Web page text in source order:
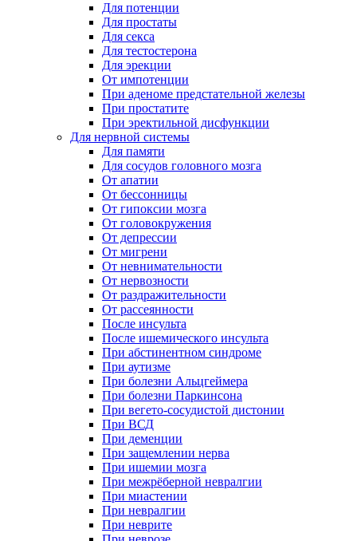
Для потенции
Для простаты
Для секса
Для тестостерона
Для эрекции
От импотенции
При аденоме предстательной железы
При простатите
При эректильной дисфункции
Для нервной системы
Для памяти
Для сосудов головного мозга
От апатии
От бессонницы
От гипоксии мозга
От головокружения
От депрессии
От мигрени
От невнимательности
От нервозности
От раздражительности
От рассеянности
После инсульта
После ишемического инсульта
При абстинентном синдроме
При аутизме
При болезни Альцгеймера
При болезни Паркинсона
При вегето-сосудистой дистонии
При ВСД
При деменции
При защемлении нерва
При ишемии мозга
При межрёберной невралгии
При миастении
При невралгии
При неврите